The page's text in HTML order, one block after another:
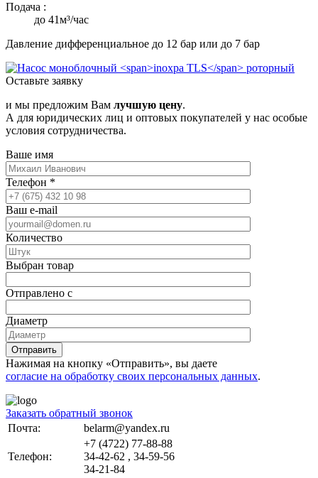
Подача :
до 41м³/час
Давление дифференциальное до 12 бар или до 7 бар
Оставьте заявку
и мы предложим Вам лучшую цену.
А для юридических лиц и оптовых покупателей у нас особые
условия сотрудничества.
Ваше имя
Телефон *
Ваш e-mail
Количество
Выбран товар
Отправлено с
Диаметр
Отправить
Нажимая на кнопку «Отправить», вы даете
согласие на обработку своих персональных данных.
Заказать обратный звонок
Почта:
belarm@yandex.ru
Телефон:
+7 (4722) 77-88-88
34-42-62 , 34-59-56
34-21-84